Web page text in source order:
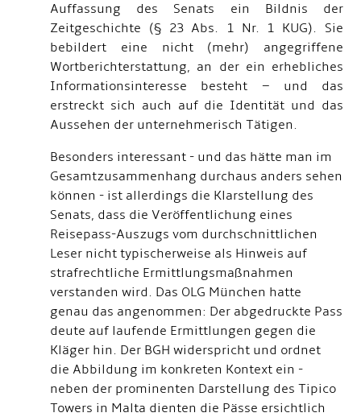
Auffassung des Senats ein Bildnis der
Zeitgeschichte (§ 23 Abs. 1 Nr. 1 KUG). Sie
bebildert eine nicht (mehr) angegriffene
Wortberichterstattung, an der ein erhebliches
Informationsinteresse besteht – und das
erstreckt sich auch auf die Identität und das
Aussehen der unternehmerisch Tätigen.
Besonders interessant - und das hätte man im
Gesamtzusammenhang durchaus anders sehen
können - ist allerdings die Klarstellung des
Senats, dass die Veröffentlichung eines
Reisepass-Auszugs vom durchschnittlichen
Leser nicht typischerweise als Hinweis auf
strafrechtliche Ermittlungsmaßnahmen
verstanden wird. Das OLG München hatte
genau das angenommen: Der abgedruckte Pass
deute auf laufende Ermittlungen gegen die
Kläger hin. Der BGH widerspricht und ordnet
die Abbildung im konkreten Kontext ein -
neben der prominenten Darstellung des Tipico
Towers in Malta dienten die Pässe ersichtlich